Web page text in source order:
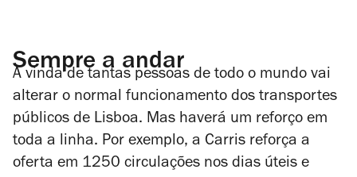
Sempre a andar
A vinda de tantas pessoas de todo o mundo vai
alterar o normal funcionamento dos transportes
públicos de Lisboa. Mas haverá um reforço em
toda a linha. Por exemplo, a Carris reforça a
oferta em 1250 circulações nos dias úteis e